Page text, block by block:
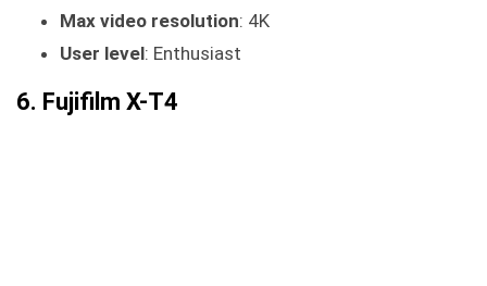
Max video resolution: 4K
User level: Enthusiast
6. Fujifilm X-T4